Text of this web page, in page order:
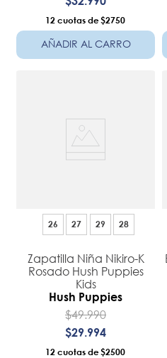
12 $2750
AÑADIR AL CARRO
26 27 29 28
Zapatilla Niña Nikiro-K
Rosado Hush Puppies
Kids
Hush Puppies
$49.990
$29.994
12 $2500